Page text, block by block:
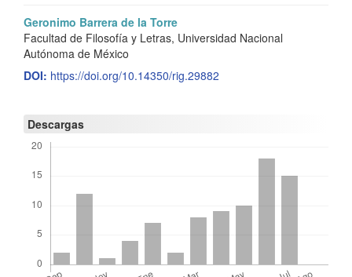
Barra
lateral
del
C
o
n
e
n
d
Geronimo Barrera de la Torre
Facultad de Filosofía y Letras, Universidad Nacional
Autónoma de México
DOI: https://doi.org/10.14350/rig.29882
Descargas